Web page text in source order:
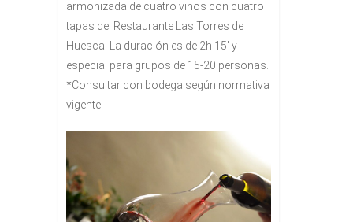
armonizada de cuatro vinos con cuatro
tapas del Restaurante Las Torres de
Huesca. La duración es de 2h 15′ y
especial para grupos de 15-20 personas.
*Consultar con bodega según normativa
vigente.